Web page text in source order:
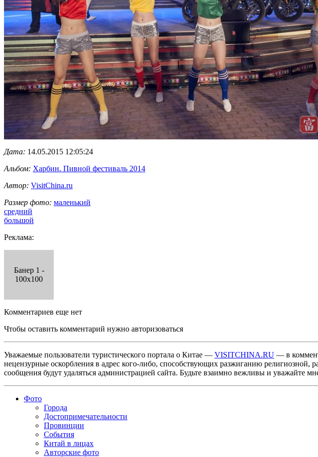
Дата: 14.05.2015 12:05:24
Альбом: Харбин. Пивной фестиваль 2014
Автор: VisitChina.ru
Размер фото: маленький
средний
большой
Реклама:
Банер 1 -
100x100
Комментариев еще нет
Чтобы оставить комментарий нужно авторизоваться
Уважаемые пользователи туристического портала о Китае — VISITCHINA.RU — в
нецензурные оскорбления в адрес кого-либо, способствующих разжиганию
сообщения будут удаляться администрацией сайта. Будьте взаимно вежливы и уважайте
Фото
Города
Достопримечательности
Провинции
События
Китай в лицах
Авторские фото